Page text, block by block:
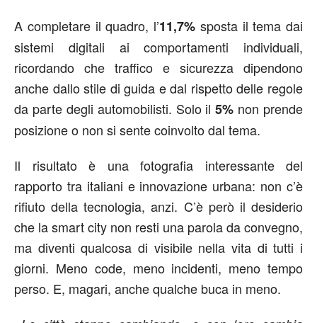
A completare il quadro, l’11,7% sposta il tema dai
sistemi digitali ai comportamenti individuali,
ricordando che traffico e sicurezza dipendono
anche dallo stile di guida e dal rispetto delle regole
da parte degli automobilisti. Solo il5% non prende
posizione o non si sente coinvolto dal tema.
Il risultato è una fotografia interessante del
rapporto tra italiani e innovazione urbana: non c’è
rifiuto della tecnologia, anzi. C’è però il desiderio
che la smart city non resti una parola da convegno,
ma diventi qualcosa di visibile nella vita di tutti i
giorni. Meno code, meno incidenti, meno tempo
perso. E, magari, anche qualche buca in meno.